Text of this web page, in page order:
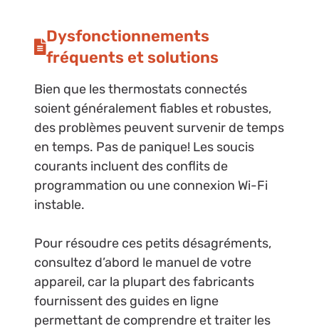
Dysfonctionnements
fréquents et solutions
Bien que les thermostats connectés
soient généralement fiables et robustes,
des problèmes peuvent survenir de temps
en temps. Pas de panique! Les soucis
courants incluent des conflits de
programmation ou une connexion Wi-Fi
instable.
Pour résoudre ces petits désagréments,
consultez d’abord le manuel de votre
appareil, car la plupart des fabricants
fournissent des guides en ligne
permettant de comprendre et traiter les